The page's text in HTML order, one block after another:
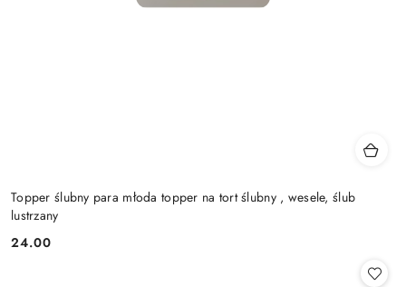
Topper ślubny para młoda topper na tort ślubny , wesele, ślub
lustrzany
Cena:
24.00